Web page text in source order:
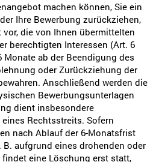
machen können, Sie ein
Ihre Bewerbung zurückziehen,
die von Ihnen übermittelten
berechtigten Interessen (Art. 6
Monate ab der Beendigung des
oder Zurückziehung der
Anschließend werden die
Bewerbungsunterlagen
dient insbesondere
Rechtsstreits. Sofern
nach Ablauf der 6-Monatsfrist
aufgrund eines drohenden oder
eine Löschung erst statt,